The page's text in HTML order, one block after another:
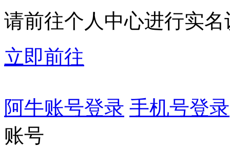
请前往个人中心进行实名
立即前往
阿牛账号登录 手机号登录
账号